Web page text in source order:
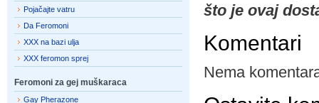
što je ovaj
Komentari
Nema
Pojačajte vatru
Da Feromoni
XXX na bazi ulja
XXX feromon sprej
Feromoni za gej muškaraca
Gay Pherazone